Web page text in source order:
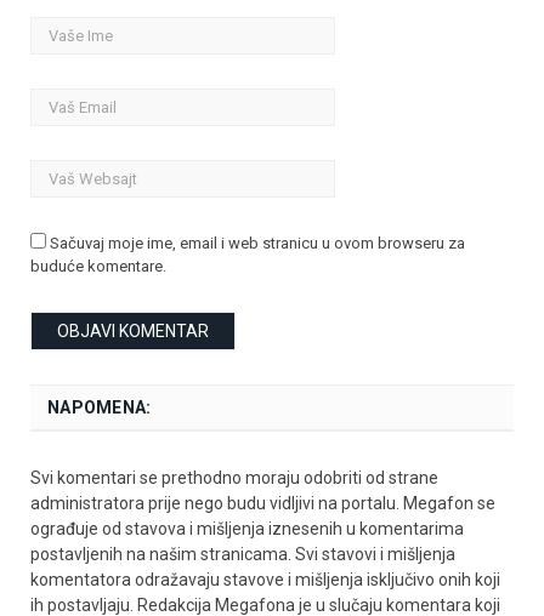
Sačuvaj moje ime, email i web stranicu u ovom browseru za
buduće komentare.
NAPOMENA:
Svi komentari se prethodno moraju odobriti od strane
administratora prije nego budu vidljivi na portalu. Megafon se
ograđuje od stavova i mišljenja iznesenih u komentarima
postavljenih na našim stranicama. Svi stavovi i mišljenja
komentatora odražavaju stavove i mišljenja isključivo onih koji
ih postavljaju. Redakcija Megafona je u slučaju komentara koji